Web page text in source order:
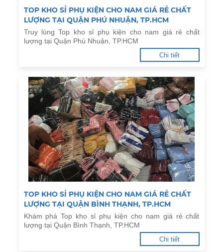
TOP KHO SỈ PHỤ KIỆN CHO NAM GIÁ RẺ CHẤT
LƯỢNG TẠI QUẬN PHÚ NHUẬN, TP.HCM
Truy lùng Top kho sỉ phụ kiện cho nam giá rẻ chất
lượng tại Quận Phú Nhuận, TP.HCM
Chi tiết
TOP KHO SỈ PHỤ KIỆN CHO NAM GIÁ RẺ CHẤT
LƯỢNG TẠI QUẬN BÌNH THẠNH, TP.HCM
Khám phá Top kho sỉ phụ kiện cho nam giá rẻ chất
lượng tại Quận Bình Thạnh, TP.HCM
Chi tiết